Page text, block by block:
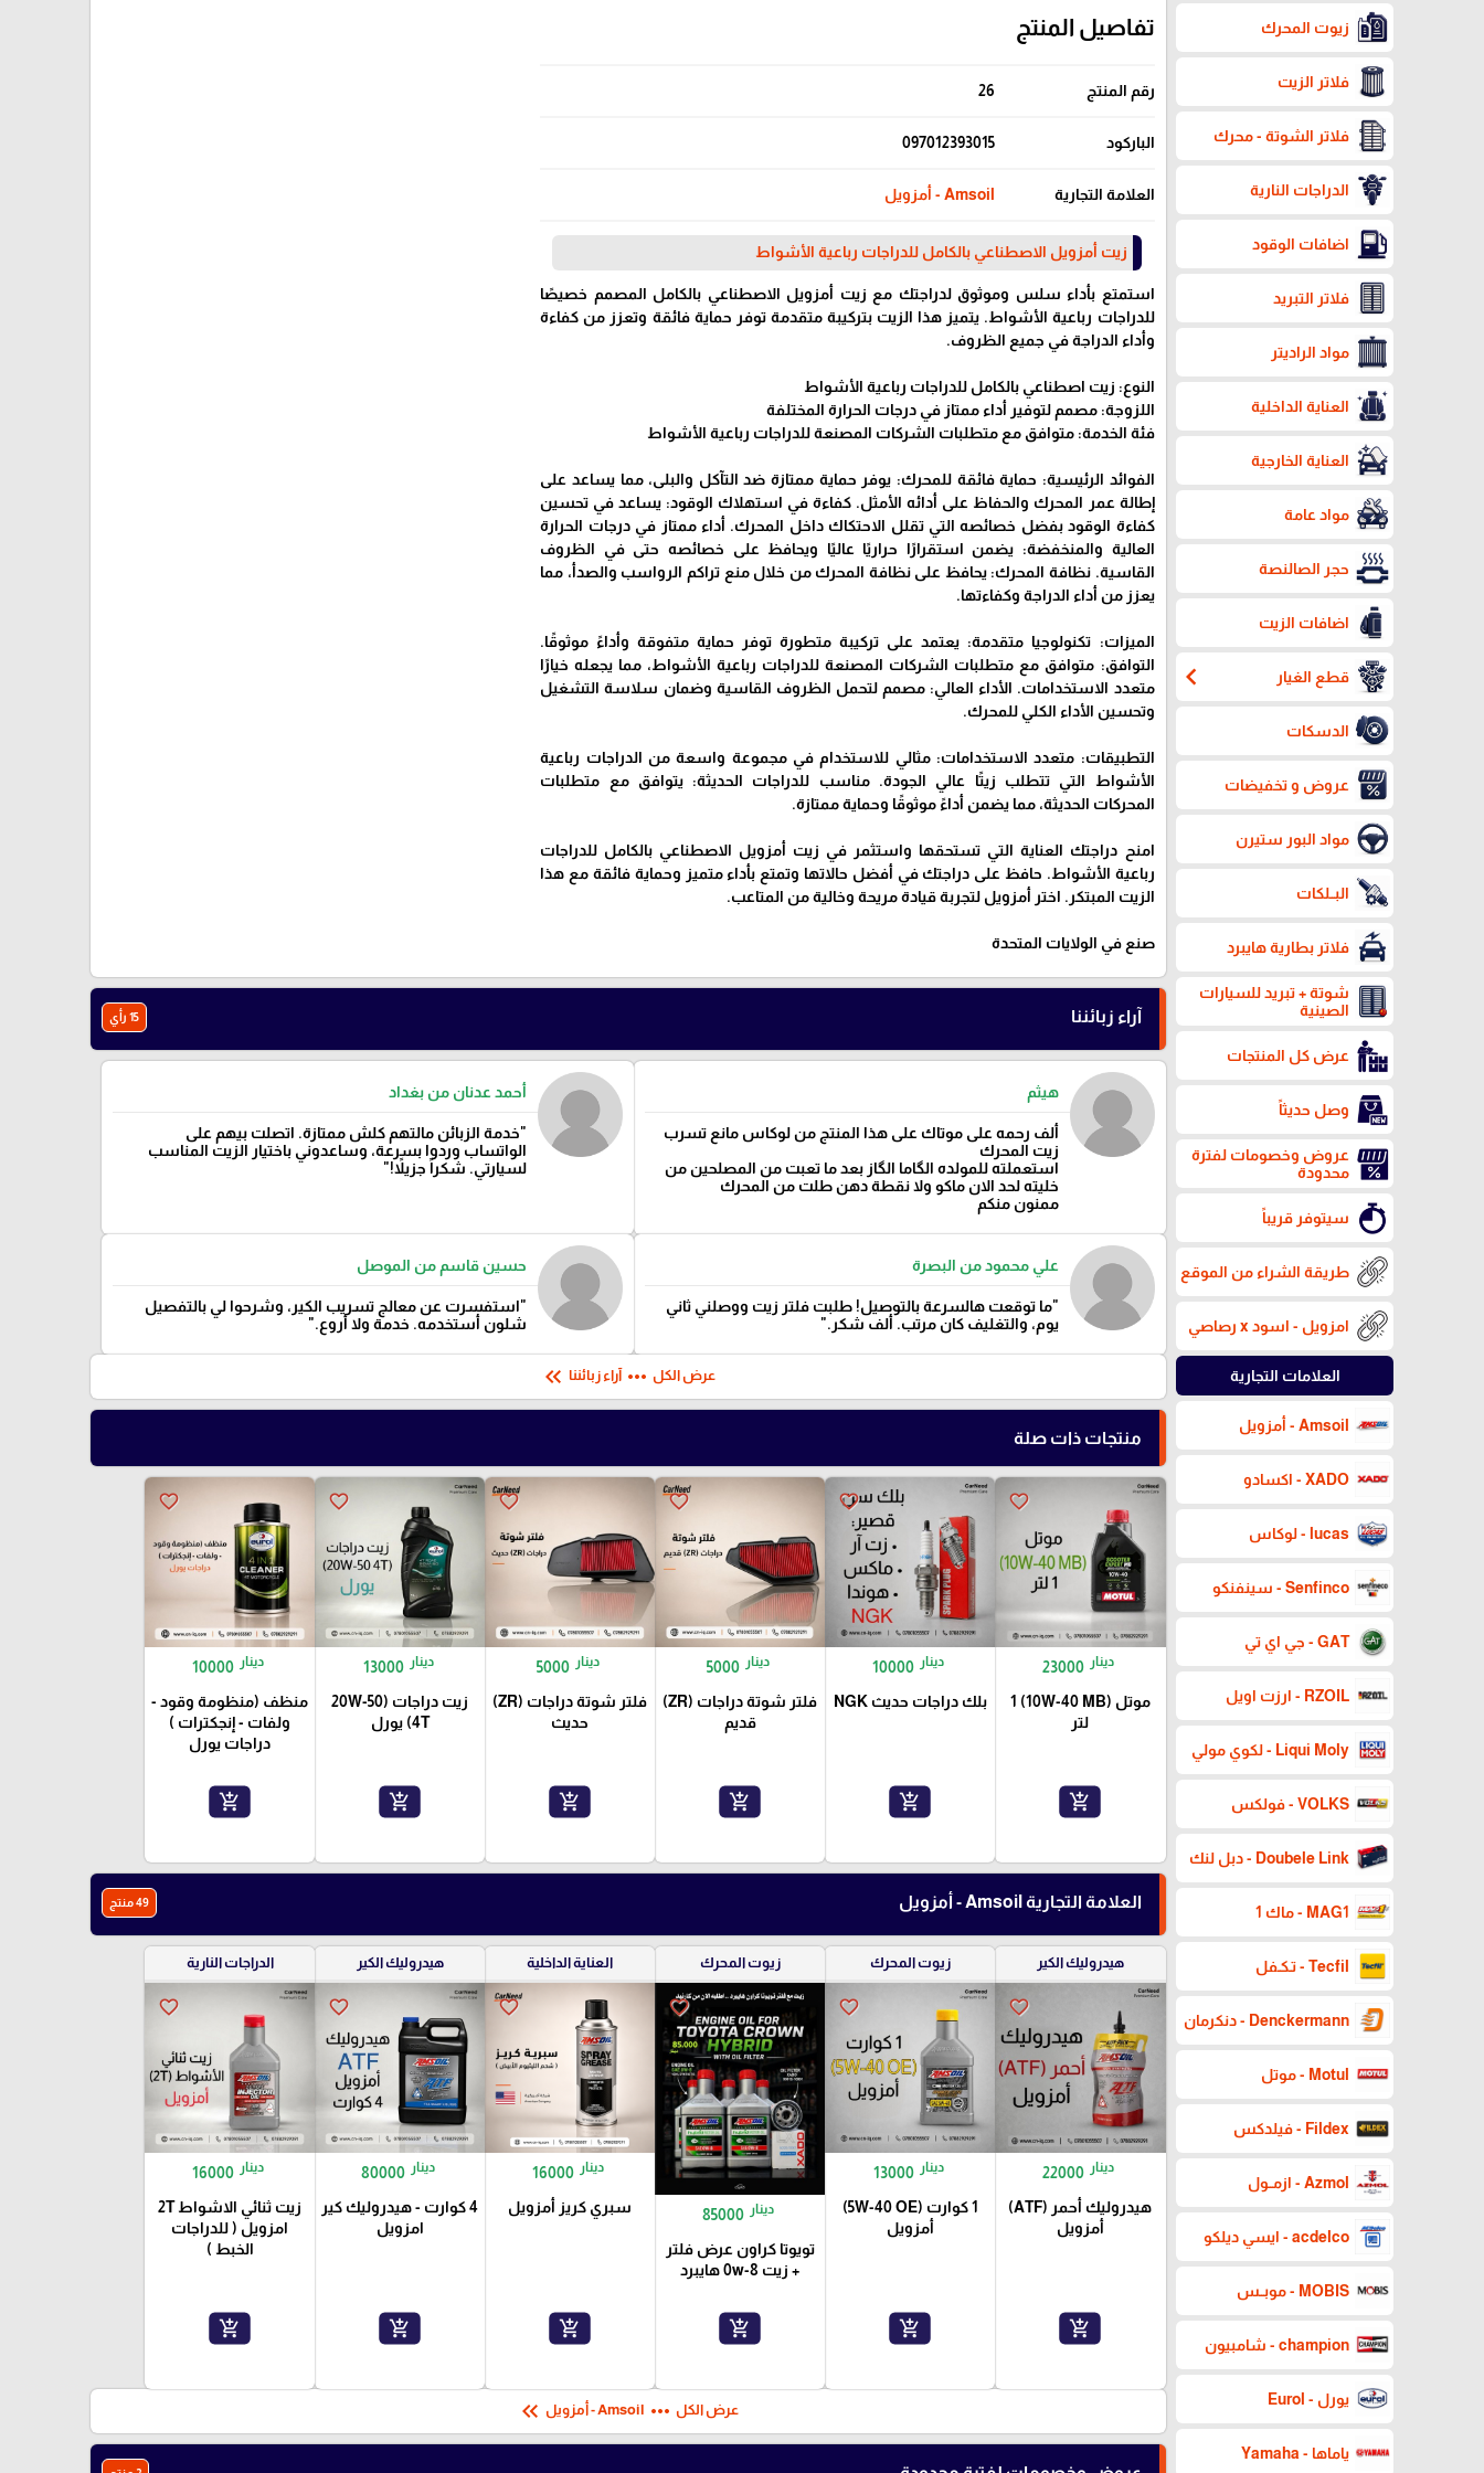
زيوت المحرك
فلاتر الزيت
فلاتر الشوتة - محرك
الدراجات النارية
اضافات الوقود
فلاتر التبريد
مواد الراديتر
العناية الداخلية
العناية الخارجية
مواد عامة
حجر الصالنصة
اضافات الزيت
قطع الغيار chevron_left
الدسكات
عروض و تخفيضات
مواد البور ستيرن
البــلكات
فلاتر بطارية هايبرد
شوتة + تبريد للسيارات
الصينية
عرض كل المنتجات
وصل حديثاً
عروض وخصومات لفترة
محدودة
سيتوفر قريباً
طريقة الشراء من الموقع
امزويل - اسود x رصاصي
العلامات التجارية
Amsoil - أمزويل
XADO - اكسادو
lucas - لوكاس
Senfinco - سينفنكو
GAT - جي اي تي
RZOIL - ارزت اويل
Liqui Moly - لكوي مولي
VOLKS - فولكس
Doubele Link - دبل لنك
MAG1 - ماك 1
Tecfil - تـكـفل
Denckermann - دنكرمان
Motul - موتل
Fildex - فيلدكس
Azmol - ازمــول
acdelco - ايسي ديلكو
MOBIS - موبــس
champion - شامبيون
يورل - Eurol
ياماها - Yamaha
تفاصيل المنتج
رقم المنتج 26
الباركود 097012393015
العلامة التجارية Amsoil - أمزويل
زيت أمزويل الاصطناعي بالكامل للدراجات رباعية الأشواط
استمتع بأداء سلس وموثوق لدراجتك مع زيت أمزويل الاصطناعي بالكامل المصمم خصيصًا
للدراجات رباعية الأشواط. يتميز هذا الزيت بتركيبة متقدمة توفر حماية فائقة وتعزز من كفاءة
وأداء الدراجة في جميع الظروف.
النوع: زيت اصطناعي بالكامل للدراجات رباعية الأشواط
اللزوجة: مصمم لتوفير أداء ممتاز في درجات الحرارة المختلفة
فئة الخدمة: متوافق مع متطلبات الشركات المصنعة للدراجات رباعية الأشواط
الفوائد الرئيسية: حماية فائقة للمحرك: يوفر حماية ممتازة ضد التآكل والبلى، مما يساعد على
إطالة عمر المحرك والحفاظ على أدائه الأمثل. كفاءة في استهلاك الوقود: يساعد في تحسين
كفاءة الوقود بفضل خصائصه التي تقلل الاحتكاك داخل المحرك. أداء ممتاز في درجات الحرارة
العالية والمنخفضة: يضمن استقرارًا حراريًا عاليًا ويحافظ على خصائصه حتى في الظروف
القاسية. نظافة المحرك: يحافظ على نظافة المحرك من خلال منع تراكم الرواسب والصدأ، مما
يعزز من أداء الدراجة وكفاءتها.
الميزات: تكنولوجيا متقدمة: يعتمد على تركيبة متطورة توفر حماية متفوقة وأداءً موثوقًا.
التوافق: متوافق مع متطلبات الشركات المصنعة للدراجات رباعية الأشواط، مما يجعله خيارًا
متعدد الاستخدامات. الأداء العالي: مصمم لتحمل الظروف القاسية وضمان سلاسة التشغيل
وتحسين الأداء الكلي للمحرك.
التطبيقات: متعدد الاستخدامات: مثالي للاستخدام في مجموعة واسعة من الدراجات رباعية
الأشواط التي تتطلب زيتًا عالي الجودة. مناسب للدراجات الحديثة: يتوافق مع متطلبات
المحركات الحديثة، مما يضمن أداءً موثوقًا وحماية ممتازة.
امنح دراجتك العناية التي تستحقها واستثمر في زيت أمزويل الاصطناعي بالكامل للدراجات
رباعية الأشواط. حافظ على دراجتك في أفضل حالاتها وتمتع بأداء متميز وحماية فائقة مع هذا
الزيت المبتكر. اختر أمزويل لتجربة قيادة مريحة وخالية من المتاعب.
صنع في الولايات المتحدة
آراء زبائننا 15 رأي
هيثم
ألف رحمه على موتاك على هذا المنتج من لوكاس مانع تسرب
زيت المحرك
استعملته للمولده الگاما الگاز بعد ما تعبت من المصلحين من
خليته لحد الان ماكو ولا نقطة دهن طلت من المحرك
ممنون منكم
أحمد عدنان من بغداد
"خدمة الزبائن مالتهم كلش ممتازة. اتصلت بيهم على
الواتساب وردوا بسرعة، وساعدوني باختيار الزيت المناسب
لسيارتي. شكراً جزيلاً!"
علي محمود من البصرة
"ما توقعت هالسرعة بالتوصيل! طلبت فلتر زيت ووصلني ثاني
يوم، والتغليف كان مرتب. ألف شكر."
حسين قاسم من الموصل
"استفسرت عن معالج تسريب الكير، وشرحوا لي بالتفصيل
شلون أستخدمه. خدمة ولا أروع."
عرض الكل more_horiz آراء زبائننا keyboard_double_arrow_left
منتجات ذات صلة
favorite_border
23000 دينار
موتل (10W-40 MB) 1
لتر
add_shopping_cart
favorite_border
10000 دينار
بلك دراجات حديث NGK
add_shopping_cart
favorite_border
5000 دينار
فلتر شوتة دراجات (ZR)
قديم
add_shopping_cart
favorite_border
5000 دينار
فلتر شوتة دراجات (ZR)
حديث
add_shopping_cart
favorite_border
13000 دينار
زيت دراجات (20W-50
4T) يورل
add_shopping_cart
favorite_border
10000 دينار
منظف (منظومة وقود -
ولفات - إنجكترات )
دراجات يورل
add_shopping_cart
العلامة التجارية Amsoil - أمزويل 49 منتج
هيدروليك الكير
favorite_border
22000 دينار
هيدروليك أحمر (ATF)
أمزويل
add_shopping_cart
زيوت المحرك
favorite_border
13000 دينار
1 كوارت (5W-40 OE)
أمزويل
add_shopping_cart
زيوت المحرك
favorite_border
85000 دينار
تويوتا كراون عرض فلتر
+ زيت 0w-8 هايبرد
add_shopping_cart
العناية الداخلية
favorite_border
16000 دينار
سبري كريز أمزويل
add_shopping_cart
هيدروليك الكير
favorite_border
80000 دينار
4 كوارت - هيدروليك كير
امزويل
add_shopping_cart
الدراجات النارية
favorite_border
16000 دينار
زيت ثنائي الاشواط 2T
امزويل ( للدراجات
الخبط )
add_shopping_cart
عرض الكل more_horiz
keyboard_double_arrow_left